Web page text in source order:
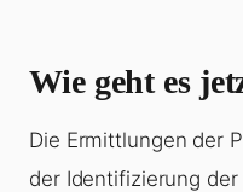
Wie geht es
Die Ermittlungen der
der Identifizierung